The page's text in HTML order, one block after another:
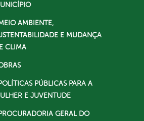
AMBIENTE,
E MUDANÇA
CLIMA
POLÍTICAS PÚBLICAS PARA A
E JUVENTUDE
PROCURADORIA GERAL DO